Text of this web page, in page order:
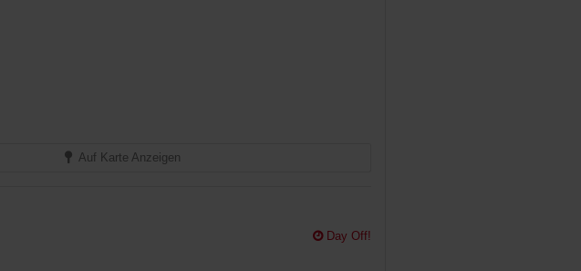
Auf Karte Anzeigen
Day Off!